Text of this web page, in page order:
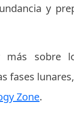
y
más sobre
fases
Zone.